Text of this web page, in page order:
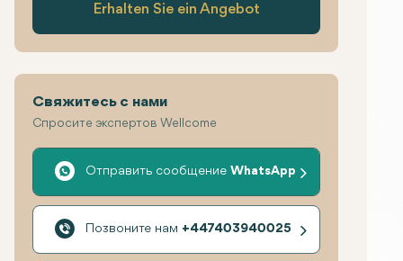
Erhalten Sie ein Angebot
Свяжитесь с нами
Спросите экспертов Wellcome
Отправить сообщение WhatsApp
Позвоните нам +447403940025